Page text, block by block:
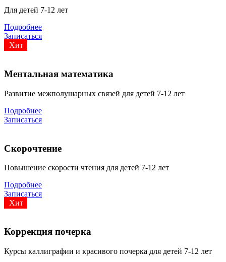
Для детей 7-12 лет
Подробнее
Записаться
Хит
Ментальная математика
Развитие межполушарных связей для детей 7-12 лет
Подробнее
Записаться
Скорочтение
Повышение скорости чтения для детей 7-12 лет
Подробнее
Записаться
Хит
Коррекция почерка
Курсы каллиграфии и красивого почерка для детей 7-12 лет